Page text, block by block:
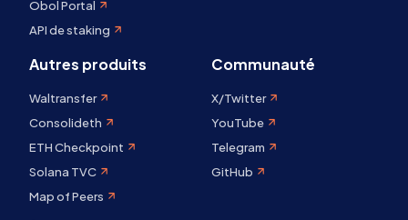
Obol Portal
API de staking
Autres produits
Waltransfer
Consolideth
ETH Checkpoint
Solana TVC
Map of Peers
Communauté
X/Twitter
YouTube
Telegram
GitHub